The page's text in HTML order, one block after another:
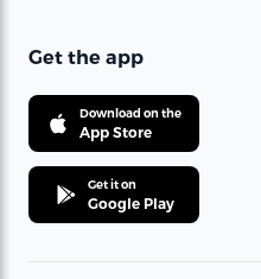
Get the app
Download on the
App Store
Get it on
Google Play